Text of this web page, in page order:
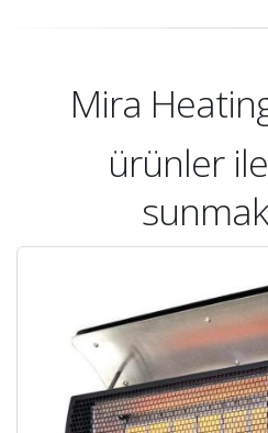
Mira
ürünler